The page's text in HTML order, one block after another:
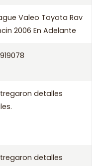
aplicables de Santiago si
a viernes. Realizamos
Valeo Toyota Rav
2006 En Adelante
detalles
detalles